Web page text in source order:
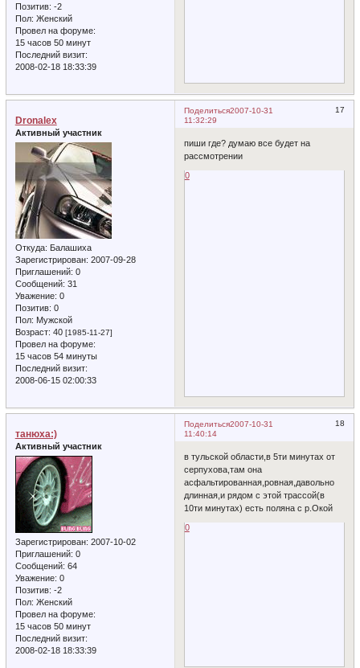
Позитив: -2
Пол: Женский
Провел на форуме:
15 часов 50 минут
Последний визит:
2008-02-18 18:33:39
Поделиться 17
2007-10-31
11:32:29
Dronalex
Активный участник
Откуда: Балашиха
Зарегистрирован: 2007-09-28
Приглашений: 0
Сообщений: 31
Уважение: 0
Позитив: 0
Пол: Мужской
Возраст: 40 [1985-11-27]
Провел на форуме:
15 часов 54 минуты
Последний визит:
2008-06-15 02:00:33
пиши где? думаю все будет на
рассмотрении
0
Поделиться 18
2007-10-31
11:40:14
танюха:)
Активный участник
Зарегистрирован: 2007-10-02
Приглашений: 0
Сообщений: 64
Уважение: 0
Позитив: -2
Пол: Женский
Провел на форуме:
15 часов 50 минут
Последний визит:
2008-02-18 18:33:39
в тульской области,в 5ти минутах от
серпухова,там она
асфальтированная,ровная,давольно
длинная,и рядом с этой трассой(в
10ти минутах) есть поляна с р.Окой
0